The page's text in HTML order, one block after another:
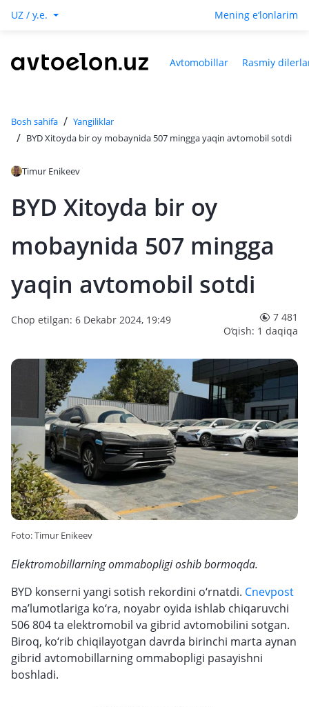
UZ / y.e. Mening e‘lonlarim
Avtomobillar Rasmiy
Bosh sahifa / Yangiliklar
/ BYD Xitoyda bir oy mobaynida 507 mingga yaqin avtomobil sotdi
Timur Enikeev
BYD Xitoyda bir oy
mobaynida 507 mingga
yaqin avtomobil sotdi
Chop etilgan: 6 Dekabr 2024, 19:49
7 481
O‘qish: 1 daqiqa
Foto: Timur Enikeev
Elektromobillarning ommabopligi oshib bormoqda.
BYD konserni yangi sotish rekordini o‘rnatdi. Cnevpost
ma’lumotlariga ko‘ra, noyabr oyida ishlab chiqaruvchi
506 804 ta elektromobil va gibrid avtomobilini sotgan.
Biroq, ko‘rib chiqilayotgan davrda birinchi marta aynan
gibrid avtomobillarning ommabopligi pasayishni
boshladi.